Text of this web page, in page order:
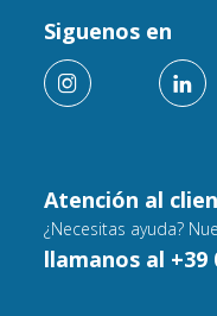
Atención al
¿Necesitas ayuda?
llamanos al +39
Siguenos en